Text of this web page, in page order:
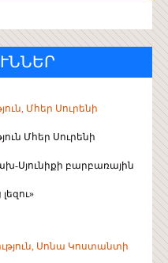
Մհեր Սուրենի
Մհեր Սուրենի
Սյունիքի բարբառային
Սոնա Կոստանտի